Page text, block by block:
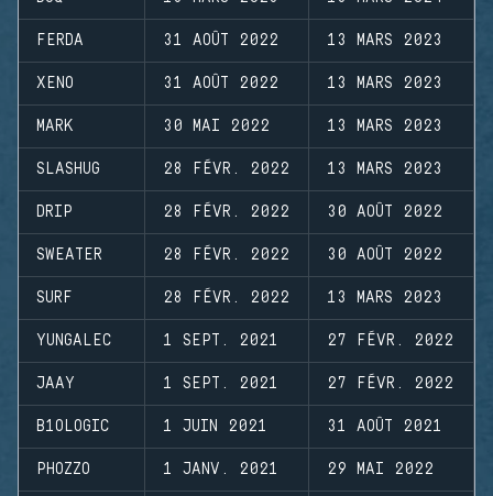
FERDA 31 AOÛT 2022 13 MARS 2023
XENO 31 AOÛT 2022 13 MARS 2023
MARK 30 MAI 2022 13 MARS 2023
SLASHUG 28 FÉVR. 2022 13 MARS 2023
DRIP 28 FÉVR. 2022 30 AOÛT 2022
SWEATER 28 FÉVR. 2022 30 AOÛT 2022
SURF 28 FÉVR. 2022 13 MARS 2023
YUNGALEC 1 SEPT. 2021 27 FÉVR. 2022
JAAY 1 SEPT. 2021 27 FÉVR. 2022
B1OLOGIC 1 JUIN 2021 31 AOÛT 2021
PHOZZO 1 JANV. 2021 29 MAI 2022